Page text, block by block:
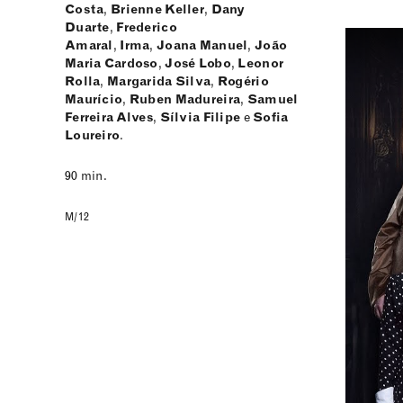
Costa, Brienne Keller, Dany
Duarte, Frederico
Amaral, Irma, Joana Manuel, João
Maria Cardoso,José Lobo, Leonor
Rolla, Margarida Silva, Rogério
Maurício, Ruben Madureira, Samuel
Ferreira Alves, Sílvia Filipe e Sofia
Loureiro.
90 min.
M/12